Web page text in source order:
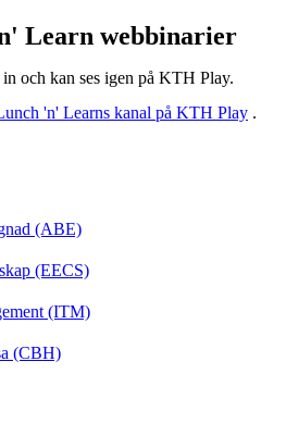
Learn webbinarier
och kan ses igen på KTH Play.
'n' Learns kanal på KTH Play .
(ABE)
(EECS)
(ITM)
(CBH)